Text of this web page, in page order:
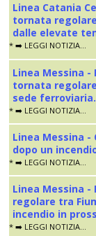
Linea Catania
tornata
dalle elevate
* ➡️ LEGGI NOTIZIA...
Linea Messina
tornata
sede ferroviaria.
* ➡️ LEGGI NOTIZIA...
Linea Messina
dopo un
* ➡️ LEGGI NOTIZIA...
Linea Messina
regolare tra
incendio in
* ➡️ LEGGI NOTIZIA...